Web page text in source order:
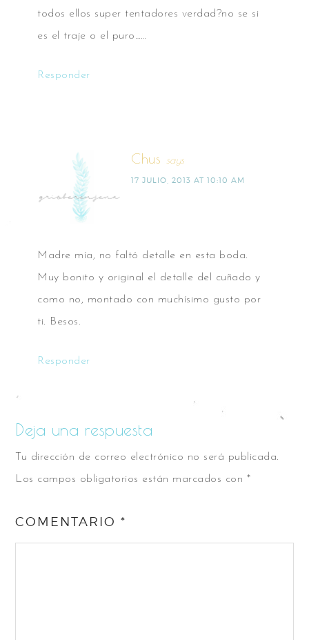
todos ellos super tentadores verdad?no se si
es el traje o el puro……
Responder
Chus says
17 JULIO, 2013 AT 10:10 AM
Madre mía, no faltó detalle en esta boda.
Muy bonito y original el detalle del cuñado y
como no, montado con muchísimo gusto por
ti. Besos.
Responder
Deja una respuesta
Tu dirección de correo electrónico no será publicada.
Los campos obligatorios están marcados con *
COMENTARIO*